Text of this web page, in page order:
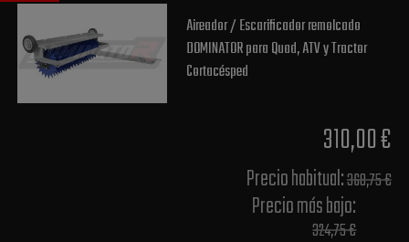
Aireador / Escarificador remolcado
DOMINATOR para Quad, ATV y Tractor
Cortacésped
310,00 €
Precio habitual​:368,75 €
Precio más bajo​:
324,75 €